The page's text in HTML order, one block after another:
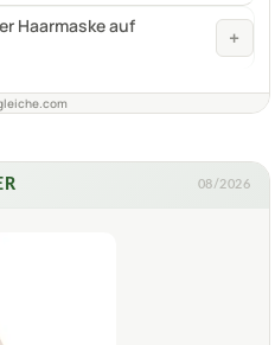
Haarmaske auf
+
08/2026